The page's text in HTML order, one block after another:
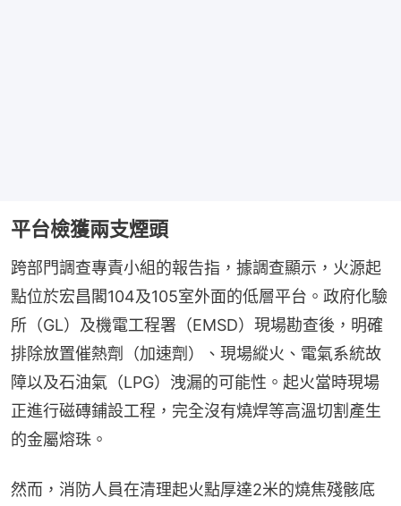
平台檢獲兩支煙頭
跨部門調查專責小組的報告指，據調查顯示，火源起
點位於宏昌閣104及105室外面的低層平台。政府化驗
所（GL）及機電工程署（EMSD）現場勘查後，明確
排除放置催熱劑（加速劑）、現場縱火、電氣系統故
障以及石油氣（LPG）洩漏的可能性。起火當時現場
正進行磁磚鋪設工程，完全沒有燒焊等高溫切割產生
的金屬熔珠。
然而，消防人員在清理起火點厚達2米的燒焦殘骸底